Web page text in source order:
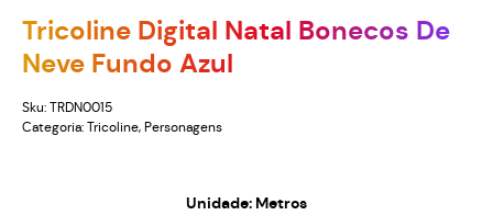
Tricoline Digital Natal Bonecos De
Neve Fundo Azul
Sku: TRDN0015
Categoria: Tricoline, Personagens
Unidade: Metros